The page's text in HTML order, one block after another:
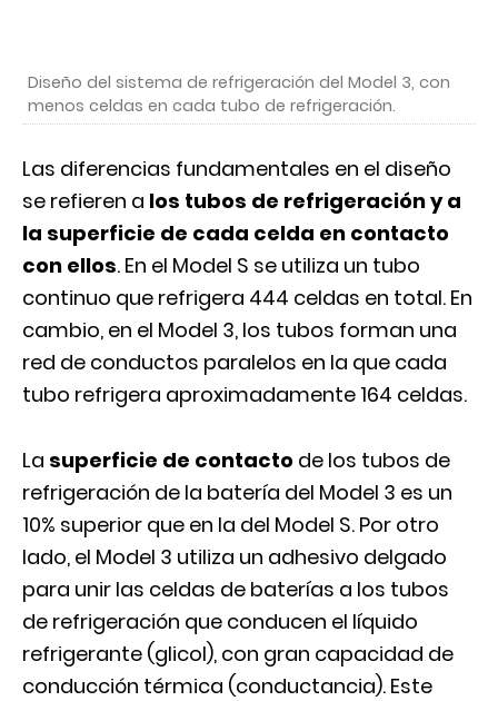
Diseño del sistema de refrigeración del Model 3, con
menos celdas en cada tubo de refrigeración.
Las diferencias fundamentales en el diseño
se refieren a los tubos de refrigeración y a
la superficie de cada celda en contacto
con ellos. En el Model S se utiliza un tubo
continuo que refrigera 444 celdas en total. En
cambio, en el Model 3, los tubos forman una
red de conductos paralelos en la que cada
tubo refrigera aproximadamente 164 celdas.
La superficie de contacto de los tubos de
refrigeración de la batería del Model 3 es un
10% superior que en la del Model S. Por otro
lado, el Model 3 utiliza un adhesivo delgado
para unir las celdas de baterías a los tubos
de refrigeración que conducen el líquido
refrigerante (glicol), con gran capacidad de
conducción térmica (conductancia). Este